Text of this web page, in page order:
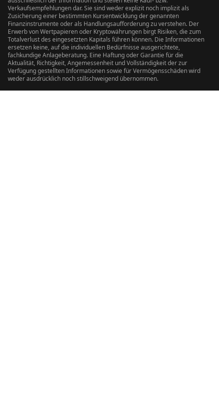
Verkaufsempfehlungen dar. Sie sind weder explizit noch implizit als
Zusicherung einer bestimmten Kursentwicklung der genannten
Finanzinstrumente oder als Handlungsaufforderung zu verstehen. Der
Erwerb von Wertpapieren oder Kryptowährungen birgt Risiken, die zum
Totalverlust des eingesetzten Kapitals führen können. Die Informationen
ersetzen keine, auf die individuellen Bedürfnisse ausgerichtete,
fachkundige Anlageberatung. Eine Haftung oder Garantie für die
Aktualität, Richtigkeit, Angemessenheit und Vollständigkeit der zur
Verfügung gestellten Informationen sowie für Vermögensschäden wird
weder ausdrücklich noch stillschweigend übernommen.